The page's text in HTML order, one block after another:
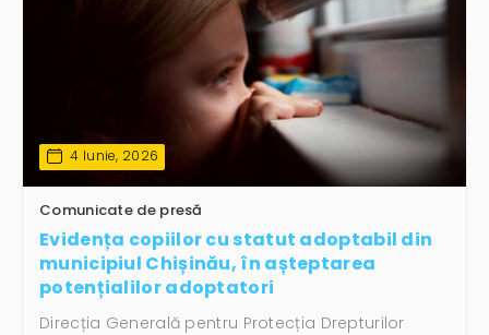
4 Iunie, 2026
Comunicate de presă
Evidența copiilor cu statut adoptabil din
municipiul Chișinău, în așteptarea
potențialilor adoptatori
Direcția Generală pentru Protecția Drepturilor